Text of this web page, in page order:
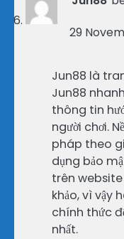
29
Jun88 là
Jun88
thông tin
người chơi.
pháp theo
dụng bảo
trên
khảo, vì vậy
chính thức
nhất.